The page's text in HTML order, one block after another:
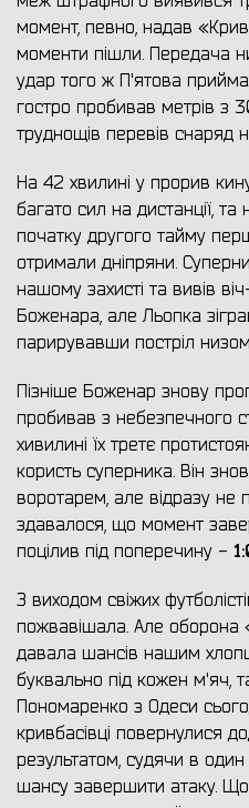
момент, певно, надав
моменти пішли. Передача
удар того ж П'ятова
гостро пробивав метрів з
труднощів перевів снаряд
На 42 хвилині у прорив
багато сил на дистанції,
початку другого тайму
отримали дніпряни.
нашому захисті та вивів
Боженара, але Льопка
парирувавши постріл
Пізніше Боженар знову
пробивав з небезпечного
хивилині їх третє
користь суперника. Він
воротарем, але відразу не
здавалося, що момент
поцілив під поперечину -
З виходом свіжих
пожвавішала. Але
давала шансів нашим
буквально під кожен м'яч,
Пономаренко з Одеси
кривбасівці повернулися
результатом, судячи в
шансу завершити атаку.